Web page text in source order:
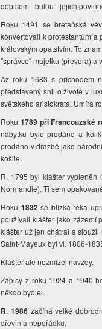
dopisem - bulou - jejich
Roku 1491 se bretaňská
konvertovali k protestantům
královským opatstvím. To
"správce" majetku (převora) a
Až roku 1683 s příchodem
představený snil o životě v
světského aristokrata. Umírá
Roku 1789 při Francouzské
nábytku bylo prodáno a
prodáno v dražbě jako
košile.
R. 1795 byl klášter vypleněn
Normandie). Ti sem
Roku 1832 se blízká řeka
používali klášter jako zázemí
klášter už jen chátral a
Saint-Mayeux byl vl. 1806-
Klášter ale nezmizel navždy.
Zápisy z roku 1924 a 1940
někdo bydlel.
R. 1986 začíná velké
dřevin a nepořádku.